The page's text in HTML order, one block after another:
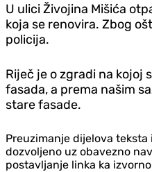
U ulici Živojina Mišića
koja se renovira. Zbog
policija.
Riječ je o zgradi na kojoj
fasada, a prema našim
stare fasade.
Preuzimanje dijelova
dozvoljeno uz obavezno
postavljanje linka ka